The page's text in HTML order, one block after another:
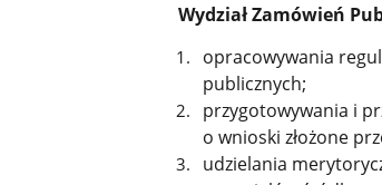
Wydział Zamówień
opracowywania
publicznych;
przygotowywania i
o wnioski złożone
udzielania